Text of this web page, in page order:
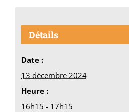
Détails
Date :
13 décembre 2024
Heure :
16h15 - 17h15